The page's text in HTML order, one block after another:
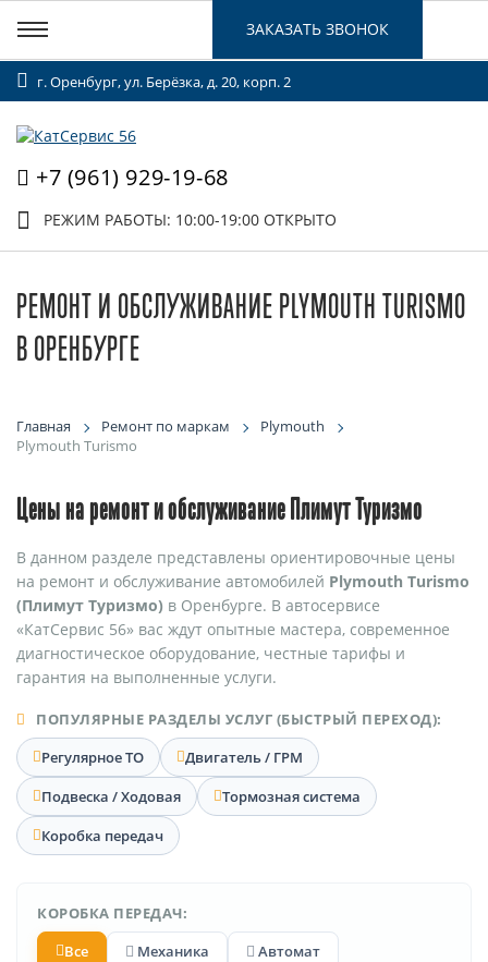
г. Оренбург, ул. Берёзка, д. 20, корп. 2
+7 (961) 929-19-68
РЕЖИМ РАБОТЫ: 10:00-19:00 ОТКРЫТО
ЗАКАЗАТЬ ЗВОНОК
РЕМОНТ И ОБСЛУЖИВАНИЕ PLYMOUTH TURISMO
В ОРЕНБУРГЕ
Главная Ремонт по маркам
Plymouth
Plymouth Turismo
Цены на ремонт и обслуживание Плимут Туризмо
В данном разделе представлены ориентировочные цены
на ремонт и обслуживание автомобилей Plymouth Turismo
(Плимут Туризмо) в Оренбурге. В автосервисе
«КатСервис 56» вас ждут опытные мастера, современное
диагностическое оборудование, честные тарифы и
гарантия на выполненные услуги.
ПОПУЛЯРНЫЕ РАЗДЕЛЫ УСЛУГ (БЫСТРЫЙ ПЕРЕХОД):
Регулярное ТО
Двигатель / ГРМ
Подвеска / Ходовая
Тормозная система
Коробка передач
КОРОБКА ПЕРЕДАЧ:
Все
Механика Автомат